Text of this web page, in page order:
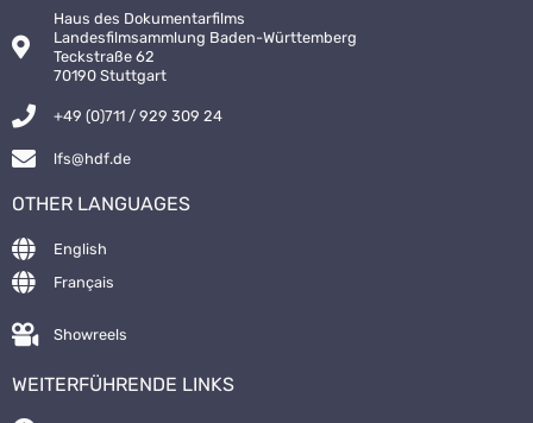
Haus des Dokumentarfilms
Landesfilmsammlung Baden-Württemberg
Teckstraße 62
70190 Stuttgart
+49 (0)711 / 929 309 24
lfs@hdf.de
OTHER LANGUAGES
English
Français
Showreels
WEITERFÜHRENDE LINKS